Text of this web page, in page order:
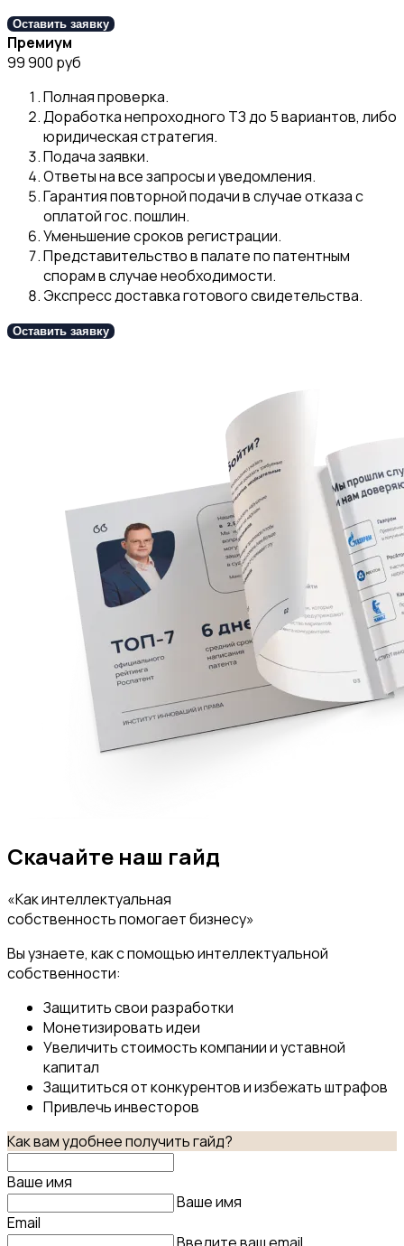
Оставить заявку
Премиум
99 900 руб
Полная проверка.
Доработка непроходного ТЗ до 5 вариантов, либо
юридическая стратегия.
Подача заявки.
Ответы на все запросы и уведомления.
Гарантия повторной подачи в случае отказа с
оплатой гос. пошлин.
Уменьшение сроков регистрации.
Представительство в палате по патентным
спорам в случае необходимости.
Экспресс доставка готового свидетельства.
Оставить заявку
Скачайте наш гайд
«Как интеллектуальная
собственность помогает бизнесу»
Вы узнаете, как с помощью интеллектуальной
собственности:
Защитить свои разработки
Монетизировать идеи
Увеличить стоимость компании и уставной
капитал
Защититься от конкурентов и избежать штрафов
Привлечь инвесторов
Как вам удобнее получить гайд?
Ваше имя
Ваше имя
Email